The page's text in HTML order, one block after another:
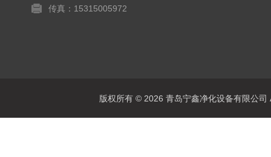
传真：15315005972
版权所有 © 2026 青岛宁鑫净化设备有限